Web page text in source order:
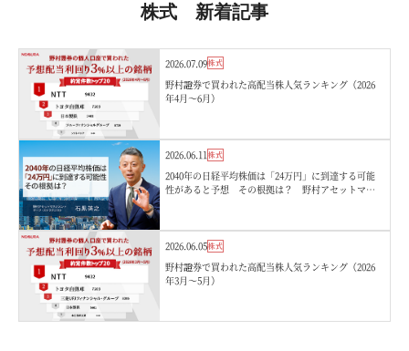
株式 新着記事
2026.07.09株式
野村證券で買われた高配当株人気ランキング（2026
年4月〜6月）
2026.06.11株式
2040年の日経平均株価は「24万円」に到達する可能
性があると予想 その根拠は？ 野村アセットマネ
2026.06.05株式
野村證券で買われた高配当株人気ランキング（2026
年3月〜5月）